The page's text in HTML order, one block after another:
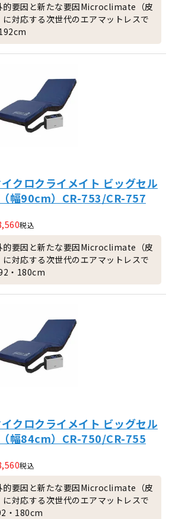
的要因と新たな要因Microclimate（皮
対応する次世代のエアマットレスで
クロクライメイト ビッグセル
幅90cm）CR-753/CR-757
税込
的要因と新たな要因Microclimate（皮
対応する次世代のエアマットレスで
・180cm
クロクライメイト ビッグセル
幅84cm）CR-750/CR-755
税込
的要因と新たな要因Microclimate（皮
対応する次世代のエアマットレスで
・180cm